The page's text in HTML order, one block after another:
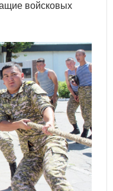
войсковых